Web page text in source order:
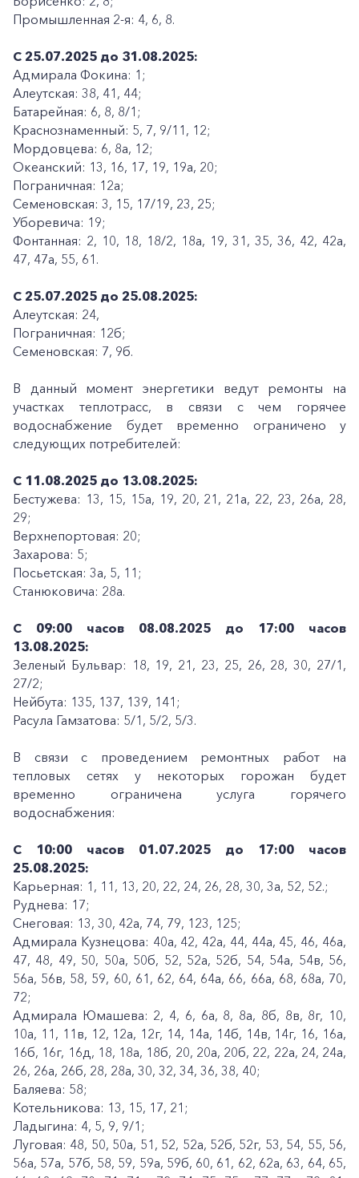
Промышленная 2-я: 4, 6, 8.
С 25.07.2025 до 31.08.2025:
Адмирала Фокина: 1;
Алеутская: 38, 41, 44;
Батарейная: 6, 8, 8/1;
Краснознаменный: 5, 7, 9/11, 12;
Мордовцева: 6, 8а, 12;
Океанский: 13, 16, 17, 19, 19а, 20;
Пограничная: 12а;
Семеновская: 3, 15, 17/19, 23, 25;
Уборевича: 19;
Фонтанная: 2, 10, 18, 18/2, 18а, 19, 31, 35, 36, 42, 42а,
47, 47а, 55, 61.
С 25.07.2025 до 25.08.2025:
Алеутская: 24,
Пограничная: 12б;
Семеновская: 7, 9б.
В данный момент энергетики ведут ремонты на
участках теплотрасс, в связи с чем горячее
водоснабжение будет временно ограничено у
следующих потребителей:
С 11.08.2025 до 13.08.2025:
Бестужева: 13, 15, 15а, 19, 20, 21, 21а, 22, 23, 26а, 28,
29;
Верхнепортовая: 20;
Захарова: 5;
Посьетская: 3а, 5, 11;
Станюковича: 28а.
С 09:00 часов 08.08.2025 до 17:00 часов
13.08.2025:
Зеленый Бульвар: 18, 19, 21, 23, 25, 26, 28, 30, 27/1,
27/2;
Нейбута: 135, 137, 139, 141;
Расула Гамзатова: 5/1, 5/2, 5/3.
В связи с проведением ремонтных работ на
тепловых сетях у некоторых горожан будет
временно ограничена услуга горячего
водоснабжения:
С 10:00 часов 01.07.2025 до 17:00 часов
25.08.2025:
Карьерная: 1, 11, 13, 20, 22, 24, 26, 28, 30, 3а, 52, 52.;
Руднева: 17;
Снеговая: 13, 30, 42а, 74, 79, 123, 125;
Адмирала Кузнецова: 40а, 42, 42а, 44, 44а, 45, 46, 46а,
47, 48, 49, 50, 50а, 50б, 52, 52а, 52б, 54, 54а, 54в, 56,
56а, 56в, 58, 59, 60, 61, 62, 64, 64а, 66, 66а, 68, 68а, 70,
72;
Адмирала Юмашева: 2, 4, 6, 6а, 8, 8а, 8б, 8в, 8г, 10,
10а, 11, 11в, 12, 12а, 12г, 14, 14а, 14б, 14в, 14г, 16, 16а,
16б, 16г, 16д, 18, 18а, 18б, 20, 20а, 20б, 22, 22а, 24, 24а,
26, 26а, 26б, 28, 28а, 30, 32, 34, 36, 38, 40;
Баляева: 58;
Котельникова: 13, 15, 17, 21;
Ладыгина: 4, 5, 9, 9/1;
Луговая: 48, 50, 50а, 51, 52, 52а, 52б, 52г, 53, 54, 55, 56,
56а, 57а, 57б, 58, 59, 59а, 59б, 60, 61, 62, 62а, 63, 64, 65,